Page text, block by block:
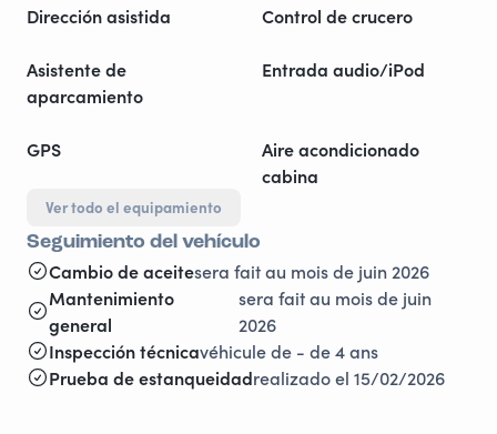
Dirección asistida Control de crucero
Asistente de
aparcamiento
Entrada audio/iPod
GPS
Aire acondicionado
cabina
Ver todo el equipamiento
Seguimiento del vehículo
Cambio de aceitesera fait au mois de juin 2026
Mantenimiento
general
sera fait au mois de juin
2026
Inspección técnicavéhicule de - de 4 ans
Prueba de estanqueidadrealizado el 15/02/2026